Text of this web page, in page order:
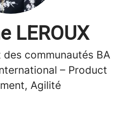
LEROUX
communautés BA
– Product
Agilité